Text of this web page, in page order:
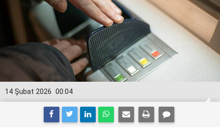
00:04
14 Şubat 2026